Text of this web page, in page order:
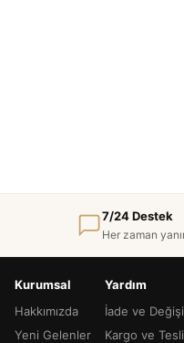
7/24 Destek
Her zaman
Kurumsal
Hakkımızda
Yeni Gelenler
Yardım
İade ve
Kargo ve